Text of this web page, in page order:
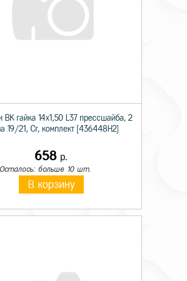
BK гайка 14х1,50 L37 прессшайба, 2
19/21, Cr, комплект [436448H2]
658 р.
Осталось: больше 10 шт.
В корзину